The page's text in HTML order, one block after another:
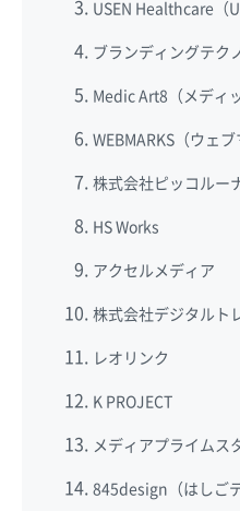
USEN Healthcare（
ブランディングテク
Medic Art8（メデ
WEBMARKS（ウェブ
株式会社ピッコルー
HS Works
アクセルメディア
株式会社デジタルト
レオリンク
K PROJECT
メディアプライムス
845design（はしご